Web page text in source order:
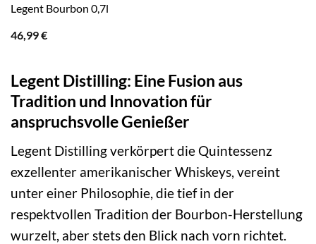
Legent Bourbon 0,7l
46,99€
Legent Distilling: Eine Fusion aus
Tradition und Innovation für
anspruchsvolle Genießer
Legent Distilling verkörpert die Quintessenz
exzellenter amerikanischer Whiskeys, vereint
unter einer Philosophie, die tief in der
respektvollen Tradition der Bourbon-Herstellung
wurzelt, aber stets den Blick nach vorn richtet.